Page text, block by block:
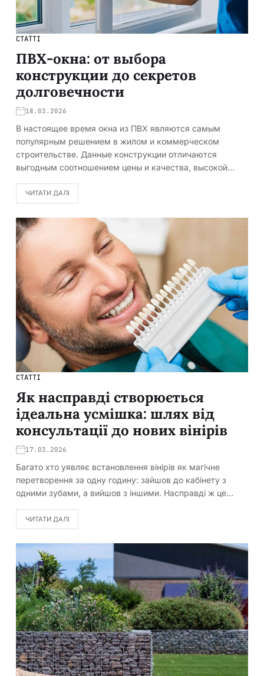
СТАТТІ
ПВХ-окна: от выбора
конструкции до секретов
долговечности
18.03.2026
В настоящее время окна из ПВХ являются самым
популярным решением в жилом и коммерческом
строительстве. Данные конструкции отличаются
выгодным соотношением цены и качества, высокой…
ЧИТАТИ ДАЛІ
СТАТТІ
Як насправді створюється
ідеальна усмішка: шлях від
консультації до нових вінірів
17.03.2026
Багато хто уявляє встановлення вінірів як магічне
перетворення за одну годину: зайшов до кабінету з
одними зубами, а вийшов з іншими. Насправді ж це…
ЧИТАТИ ДАЛІ